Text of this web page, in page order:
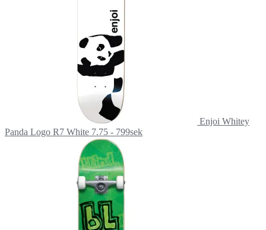
Enjoi Whitey
Panda Logo R7 White 7.75 - 799sek